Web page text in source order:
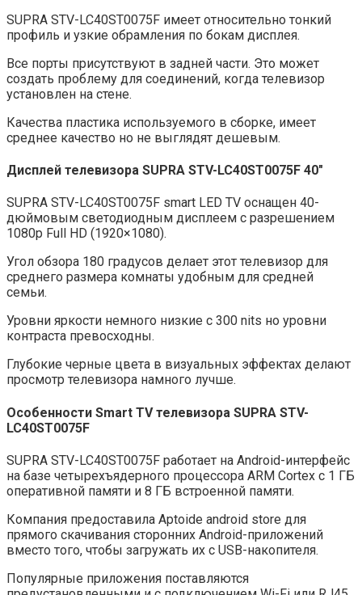
SUPRA STV-LC40ST0075F имеет относительно тонкий
профиль и узкие обрамления по бокам дисплея.
Все порты присутствуют в задней части. Это может
создать проблему для соединений, когда телевизор
установлен на стене.
Качества пластика используемого в сборке, имеет
среднее качество но не выглядят дешевым.
Дисплей телевизора SUPRA STV-LC40ST0075F 40″
SUPRA STV-LC40ST0075F smart LED TV оснащен 40-
дюймовым светодиодным дисплеем с разрешением
1080p Full HD (1920×1080).
Угол обзора 180 градусов делает этот телевизор для
среднего размера комнаты удобным для средней
семьи.
Уровни яркости немного низкие с 300 nits но уровни
контраста превосходны.
Глубокие черные цвета в визуальных эффектах делают
просмотр телевизора намного лучше.
Особенности Smart TV телевизора SUPRA STV-
LC40ST0075F
SUPRA STV-LC40ST0075F работает на Android-интерфейс
на базе четырехъядерного процессора ARM Cortex с 1 ГБ
оперативной памяти и 8 ГБ встроенной памяти.
Компания предоставила Aptoide android store для
прямого скачивания сторонних Android-приложений
вместо того, чтобы загружать их с USB-накопителя.
Популярные приложения поставляются